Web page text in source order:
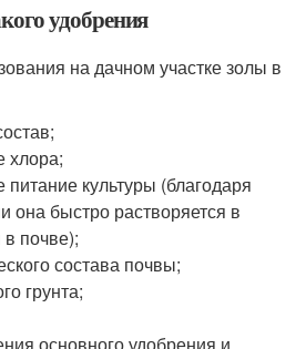
удобрения
на дачном участке золы в
хлора;
культуры (благодаря
она быстро растворяется в
почве);
состава почвы;
грунта;